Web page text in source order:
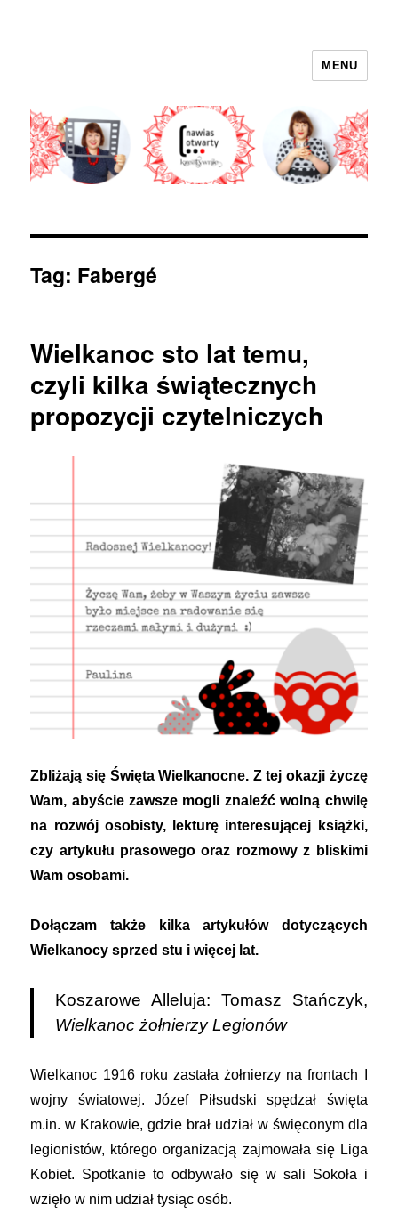
MENU
Tag: Fabergé
Wielkanoc sto lat temu,
czyli kilka świątecznych
propozycji czytelniczych
Zbliżają się Święta Wielkanocne. Z tej okazji życzę
Wam, abyście zawsze mogli znaleźć wolną chwilę
na rozwój osobisty, lekturę interesującej książki,
czy artykułu prasowego oraz rozmowy z bliskimi
Wam osobami.
Dołączam także kilka artykułów dotyczących
Wielkanocy sprzed stu i więcej lat.
Koszarowe Alleluja: Tomasz Stańczyk,
Wielkanoc żołnierzy Legionów
Wielkanoc 1916 roku zastała żołnierzy na frontach I
wojny światowej. Józef Piłsudski spędzał święta
m.in. w Krakowie, gdzie brał udział w święconym dla
legionistów, którego organizacją zajmowała się Liga
Kobiet. Spotkanie to odbywało się w sali Sokoła i
wzięło w nim udział tysiąc osób.